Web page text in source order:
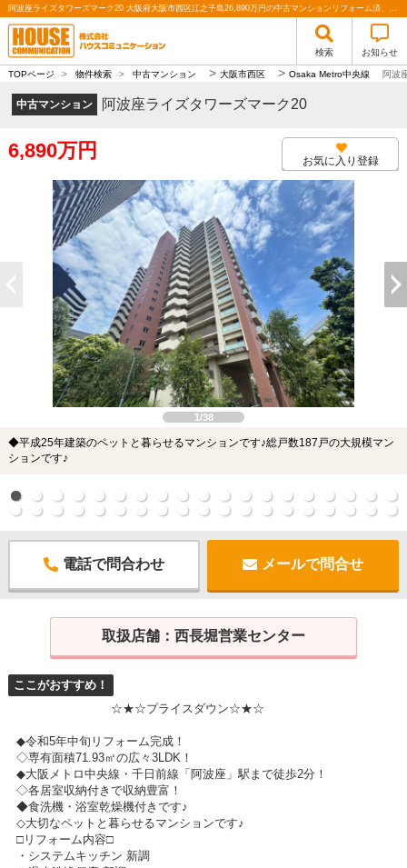
阿波座ライズタワーズマーク20 大阪府大阪市西区江之子島26,890万円の中古マンションリフォーム済、専有面積71.93㎡3LDK、ペット可（飼育細則有）、収納豊富！｜株式会社ハウスコミュニケーション
検索 お知らせ
TOPページ > 物件検索 > 中古マンション > 大阪市西区 > Osaka Metro中央線 阿波
中古マンション 阿波座ライズタワーズマーク20
6,890万円 お気に入り登録
1/38
◆平成25年建築のペットと暮らせるマンションです♪総戸数187戸の大規模マン
ションです♪
電話で問合わせ メールで問合せ
取扱店舗： 西長堀営業センター
ここがおすすめ！
☆★☆プライスダウン☆★☆
◆令和5年中旬リフォーム完成！
◇専有面積71.93㎡の広々3LDK！
◆大阪メトロ中央線・千日前線「阿波座」駅まで徒歩2分！
◇各居室収納付きで収納豊富！
◆食洗機・浴室乾燥機付きです♪
◇大切なペットと暮らせるマンションです♪
□リフォーム内容□
・システムキッチン 新調